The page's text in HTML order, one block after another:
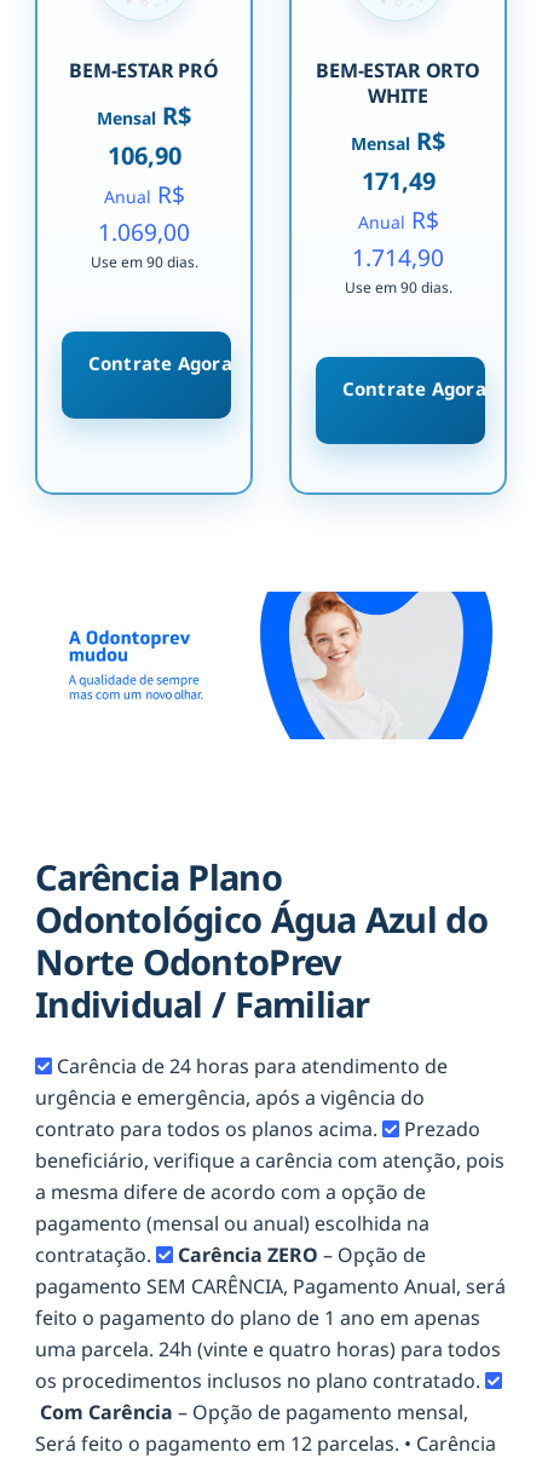
BEM-ESTAR PRÓ
Mensal R$
106,90
Anual R$
1.069,00
Use em 90 dias.
Contrate Agora
BEM-ESTAR ORTO
WHITE
Mensal R$
171,49
Anual R$
1.714,90
Use em 90 dias.
Contrate Agora
Carência Plano
Odontológico Água Azul do
Norte OdontoPrev
Individual / Familiar
Carência de 24 horas para atendimento de
urgência e emergência, após a vigência do
contrato para todos os planos acima.
Prezado
beneficiário, verifique a carência com atenção, pois
a mesma difere de acordo com a opção de
pagamento (mensal ou anual) escolhida na
contratação.
Carência ZERO – Opção de
pagamento SEM CARÊNCIA, Pagamento Anual, será
feito o pagamento do plano de 1 ano em apenas
uma parcela. 24h (vinte e quatro horas) para todos
os procedimentos inclusos no plano contratado.
Com Carência – Opção de pagamento mensal,
Será feito o pagamento em 12 parcelas. • Carência